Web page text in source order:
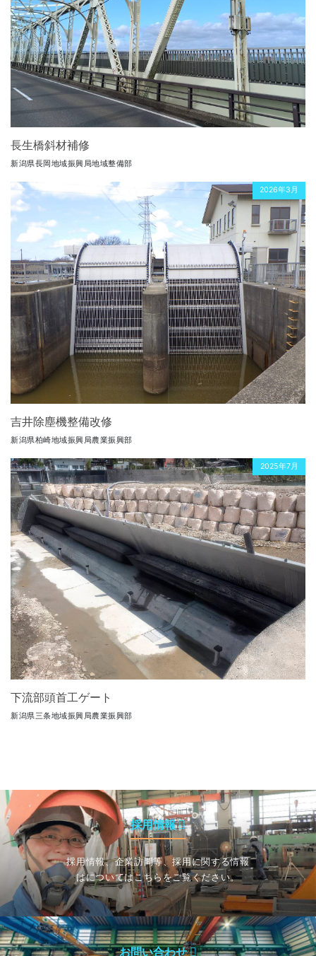
長生橋斜材補修
新潟県長岡地域振興局地域整備部
2026年3月
吉井除塵機整備改修
新潟県柏崎地域振興局農業振興部
2025年7月
下流部頭首工ゲート
新潟県三条地域振興局農業振興部
採用情報
採用情報、企業訪問等、採用に関する情報
はについてはこちらをご覧ください。
お問い合わせ